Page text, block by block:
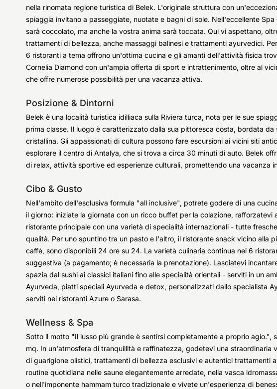
nella rinomata regione turistica di Belek. L'originale struttura con
spiaggia invitano a passeggiate, nuotate e bagni di sole. Nell'eccellente
sarà coccolato, ma anche la vostra anima sarà toccata. Qui vi aspettano,
trattamenti di bellezza, anche massaggi balinesi e trattamenti ayurvedici.
6 ristoranti a tema offrono un'ottima cucina e gli amanti dell'attività fisica
Cornelia Diamond con un'ampia offerta di sport e intrattenimento, oltre al
che offre numerose possibilità per una vacanza attiva.
Posizione & Dintorni
Belek è una località turistica idilliaca sulla Riviera turca, nota per le sue
prima classe. Il luogo è caratterizzato dalla sua pittoresca costa, bordata
cristallina. Gli appassionati di cultura possono fare escursioni ai vicini siti
esplorare il centro di Antalya, che si trova a circa 30 minuti di auto. Belek
di relax, attività sportive ed esperienze culturali, promettendo una vacanza
Cibo & Gusto
Nell'ambito dell'esclusiva formula "all inclusive", potrete godere di una
il giorno: iniziate la giornata con un ricco buffet per la colazione, rafforzatevi
ristorante principale con una varietà di specialità internazionali - tutte
qualità. Per uno spuntino tra un pasto e l'altro, il ristorante snack vicino alla
caffè, sono disponibili 24 ore su 24. La varietà culinaria continua nei 6
suggestiva (a pagamento; è necessaria la prenotazione). Lasciatevi
spazia dal sushi ai classici italiani fino alle specialità orientali - serviti in un
Ayurveda, piatti speciali Ayurveda e detox, personalizzati dallo specialista
serviti nei ristoranti Azure o Sarasa.
Wellness & Spa
Sotto il motto "Il lusso più grande è sentirsi completamente a proprio agio.",
mq. In un'atmosfera di tranquillità e raffinatezza, godetevi una straordinaria
di guarigione olistici, trattamenti di bellezza esclusivi e autentici trattamenti
routine quotidiana nelle saune elegantemente arredate, nella vasca
o nell'imponente hammam turco tradizionale e vivete un'esperienza di